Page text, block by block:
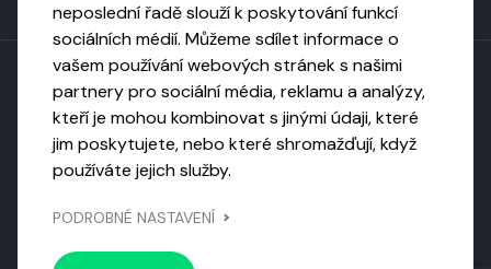
Toto dílo podléhá licenci CC BY-NC-ND
Uveďte původ, neužívejte komerčně, nezpracovávejte.
Národní knihovnou ČR
neposlední řadě slouží k poskytování funkcí
sociálních médií. Můžeme sdílet informace o
vašem používání webových stránek s našimi
partnery pro sociální média, reklamu a analýzy,
kteří je mohou kombinovat s jinými údaji, které
jim poskytujete, nebo které shromažďují, když
používáte jejich služby.
PODROBNÉ NASTAVENÍ